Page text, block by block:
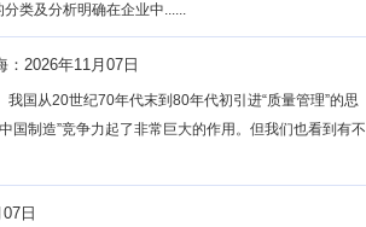
类及分析明确在企业中......
：2026年11月07日
国从20世纪70年代末到80年代初引进“质量管理”的思
国制造”竞争力起了非常巨大的作用。但我们也看到有不
日